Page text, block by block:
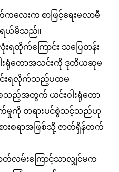
ေးက စာဖြင့်ရေးမလာမီ
ရယ်မိသည်။
ထိုက်ကြောင်း သပြေတန်း
ဝါးရုံတောအသင်းကို ဒုတိယဆုမ
င်းရလိုက်သည့်ပထမ
သည့်အတွက် ယင်းဝါးရုံတော
မှုကို တရားပင်စွဲသင့်သည်ဟု
ားစရာအဖြစ်သို့ ဇာတ်ရှိန်တက်
လမ်းကြောင့်သာလျှင်မက